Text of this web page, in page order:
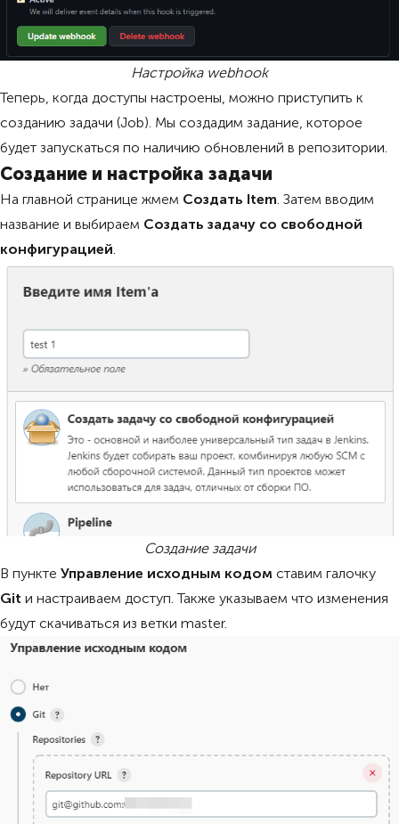
Настройка webhook
Теперь, когда доступы настроены, можно приступить к
созданию задачи (Job). Мы создадим задание, которое
будет запускаться по наличию обновлений в репозитории.
Создание и настройка задачи
На главной странице жмем Создать Item . Затем вводим
название и выбираем Создать задачу со свободной
конфигурацией
Создание задачи
В пункте Управление исходным кодом ставим галочку
Git и настраиваем доступ. Также указываем что изменения
будут скачиваться из ветки master.